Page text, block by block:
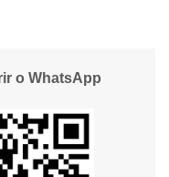
o WhatsApp